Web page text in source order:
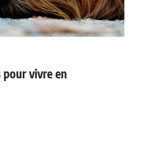
pour vivre en